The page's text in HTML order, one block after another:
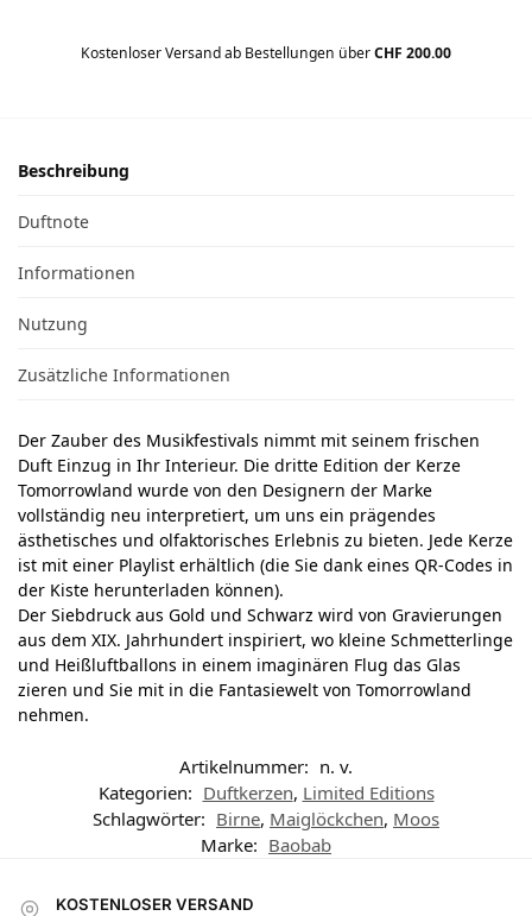
Kostenloser Versand ab Bestellungen überCHF 200.00
Beschreibung
Duftnote
Informationen
Nutzung
Zusätzliche Informationen
Der Zauber des Musikfestivals nimmt mit seinem frischen
Duft Einzug in Ihr Interieur. Die dritte Edition der Kerze
Tomorrowland wurde von den Designern der Marke
vollständig neu interpretiert, um uns ein prägendes
ästhetisches und olfaktorisches Erlebnis zu bieten. Jede Kerze
ist mit einer Playlist erhältlich (die Sie dank eines QR-Codes in
der Kiste herunterladen können).
Der Siebdruck aus Gold und Schwarz wird von Gravierungen
aus dem XIX. Jahrhundert inspiriert, wo kleine Schmetterlinge
und Heißluftballons in einem imaginären Flug das Glas
zieren und Sie mit in die Fantasiewelt von Tomorrowland
nehmen.
Artikelnummer: n. v.
Kategorien: Duftkerzen, Limited Editions
Schlagwörter: Birne, Maiglöckchen, Moos
Marke: Baobab
KOSTENLOSER VERSAND